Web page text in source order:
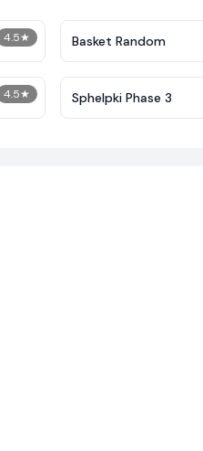
4.5★ Basket Random
4.5★ Sphelpki Phase 3